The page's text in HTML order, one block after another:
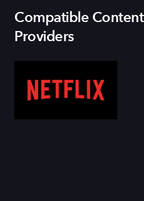
Compatible Content
Providers